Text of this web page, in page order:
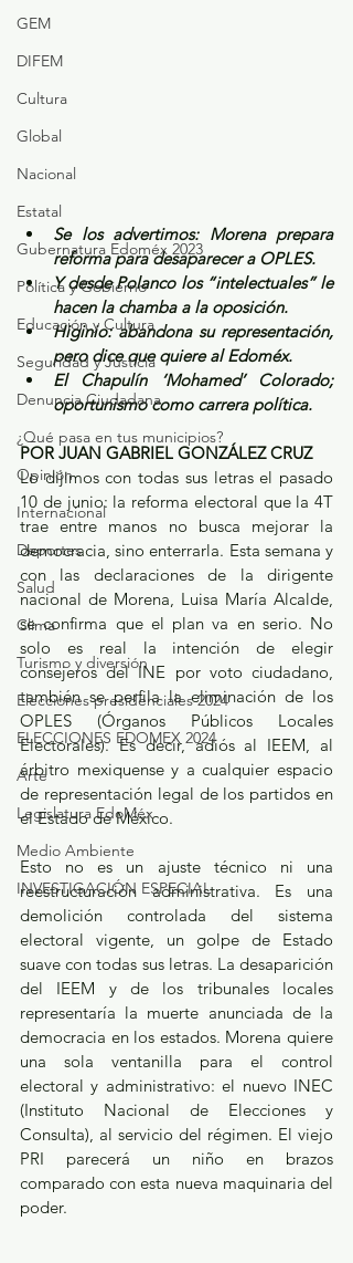
GEM
DIFEM
Cultura
Global
Nacional
Estatal
Gubernatura Edoméx 2023
Política y Gobierno
Educación y Cultura
Seguridad y Justicia
Denuncia Ciudadana
¿Qué pasa en tus municipios?
Opinión
Internacional
Deportes
Salud
Clima
Turismo y diversión
Elecciones presidenciales 2024
ELECCIONES EDOMEX 2024
Arte
Legislatura EdoMéx
Medio Ambiente
INVESTIGACIÓN ESPECIAL
Se los advertimos: Morena prepara
reforma para desaparecer a OPLES.
Y desde Polanco los “intelectuales” le
hacen la chamba a la oposición.
Higinio: abandona su representación,
pero dice que quiere al Edoméx.
El Chapulín ‘Mohamed’ Colorado;
oportunismo como carrera política.
POR JUAN GABRIEL GONZÁLEZ CRUZ
Lo dijimos con todas sus letras el pasado
10 de junio: la reforma electoral que la 4T
trae entre manos no busca mejorar la
democracia, sino enterrarla. Esta semana y
con las declaraciones de la dirigente
nacional de Morena, Luisa María Alcalde,
se confirma que el plan va en serio. No
solo es real la intención de elegir
consejeros del INE por voto ciudadano,
también se perfila la eliminación de los
OPLES (Órganos Públicos Locales
Electorales). Es decir, adiós al IEEM, al
árbitro mexiquense y a cualquier espacio
de representación legal de los partidos en
el Estado de México.
Esto no es un ajuste técnico ni una
reestructuración administrativa. Es una
demolición controlada del sistema
electoral vigente, un golpe de Estado
suave con todas sus letras. La desaparición
del IEEM y de los tribunales locales
representaría la muerte anunciada de la
democracia en los estados. Morena quiere
una sola ventanilla para el control
electoral y administrativo: el nuevo INEC
(Instituto Nacional de Elecciones y
Consulta), al servicio del régimen. El viejo
PRI parecerá un niño en brazos
comparado con esta nueva maquinaria del
poder.